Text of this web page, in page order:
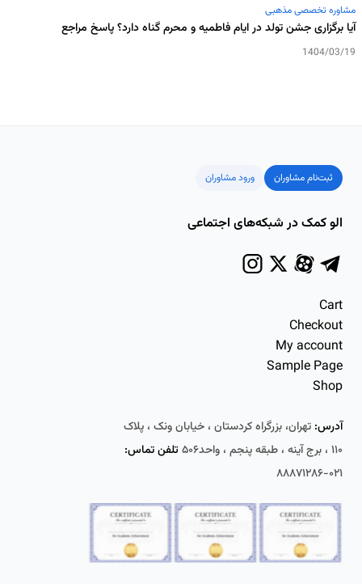
مشاوره تخصصی مذهبی
آیا برگزاری جشن تولد در ایام فاطمیه و محرم گناه دارد؟ پاسخ مراجع
1404/03/19
ثبت‌نام مشاوران ورود مشاوران
الو کمک در شبکه‌های اجتماعی
Cart
Checkout
My account
Sample Page
Shop
آدرس: تهران، بزرگراه کردستان ، خیابان ونک ، پلاک
۱۱۰ ، برج آینه ، طبقه پنجم ، واحد۵۰۶
تلفن تماس:
۰۲۱-۸۸۸۷۱۲۸۶